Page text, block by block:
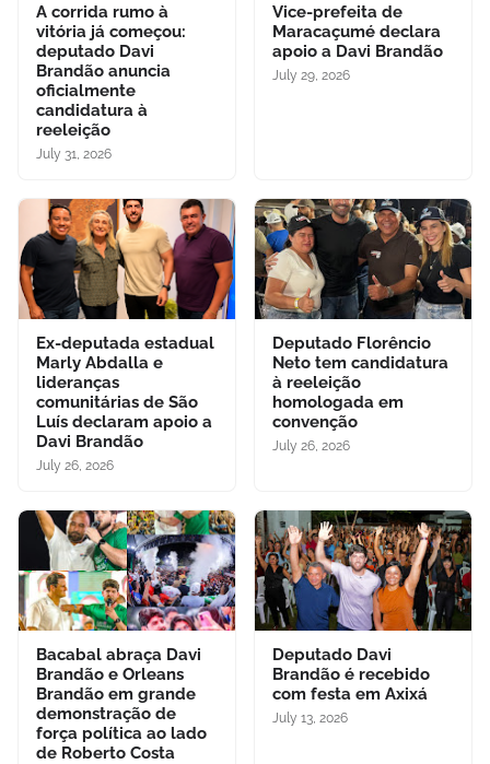
A corrida rumo à
vitória já começou:
deputado Davi
Brandão anuncia
oficialmente
candidatura à
reeleição
July 31, 2026
Vice-prefeita de
Maracaçumé declara
apoio a Davi Brandão
July 29, 2026
Ex-deputada estadual
Marly Abdalla e
lideranças
comunitárias de São
Luís declaram apoio a
Davi Brandão
July 26, 2026
Deputado Florêncio
Neto tem candidatura
à reeleição
homologada em
convenção
July 26, 2026
Bacabal abraça Davi
Brandão e Orleans
Brandão em grande
demonstração de
força política ao lado
de Roberto Costa
Deputado Davi
Brandão é recebido
com festa em Axixá
July 13, 2026